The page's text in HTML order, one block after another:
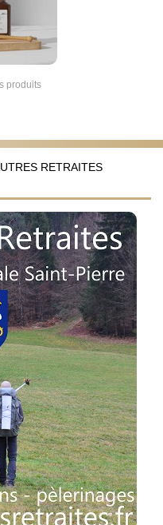
produits
RETRAITES